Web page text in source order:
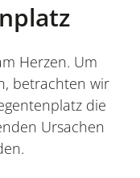
Herzen. Um
betrachten wir
die
Ursachen